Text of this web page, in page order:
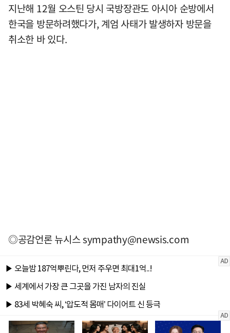
지난해 12월 오스틴 당시 국방장관도 아시아 순방에서
한국을 방문하려했다가, 계엄 사태가 발생하자 방문을
취소한 바 있다.
◎공감언론 뉴시스sympathy@newsis.com